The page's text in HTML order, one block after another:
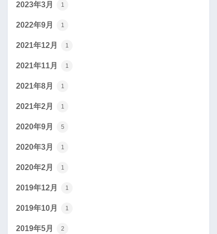
2023年3月 1
2022年9月 1
2021年12月 1
2021年11月 1
2021年8月 1
2021年2月 1
2020年9月 5
2020年3月 1
2020年2月 1
2019年12月 1
2019年10月 1
2019年5月 2